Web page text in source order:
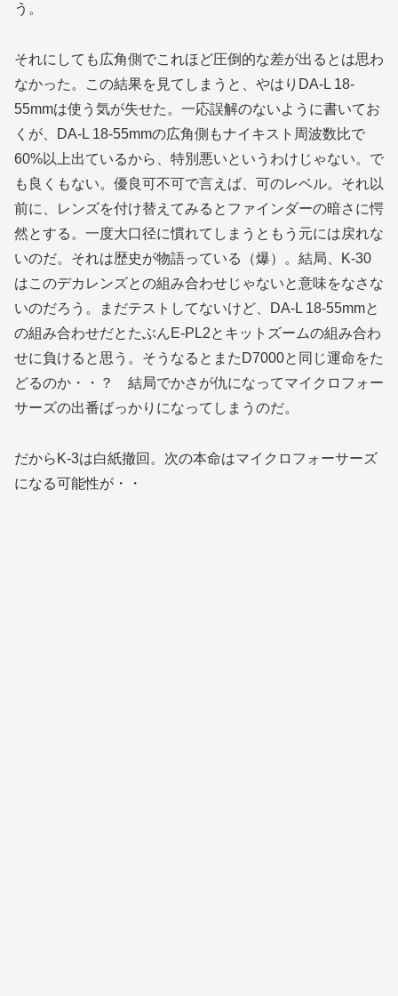
う。
それにしても広角側でこれほど圧倒的な差が出るとは思わ
なかった。この結果を見てしまうと、やはりDA-L 18-
55mmは使う気が失せた。一応誤解のないように書いてお
くが、DA-L 18-55mmの広角側もナイキスト周波数比で
60%以上出ているから、特別悪いというわけじゃない。で
も良くもない。優良可不可で言えば、可のレベル。それ以
前に、レンズを付け替えてみるとファインダーの暗さに愕
然とする。一度大口径に慣れてしまうともう元には戻れな
いのだ。それは歴史が物語っている（爆）。結局、K-30
はこのデカレンズとの組み合わせじゃないと意味をなさな
いのだろう。まだテストしてないけど、DA-L 18-55mmと
の組み合わせだとたぶんE-PL2とキットズームの組み合わ
せに負けると思う。そうなるとまたD7000と同じ運命をた
どるのか・・？ 結局でかさが仇になってマイクロフォー
サーズの出番ばっかりになってしまうのだ。
だからK-3は白紙撤回。次の本命はマイクロフォーサーズ
になる可能性が・・